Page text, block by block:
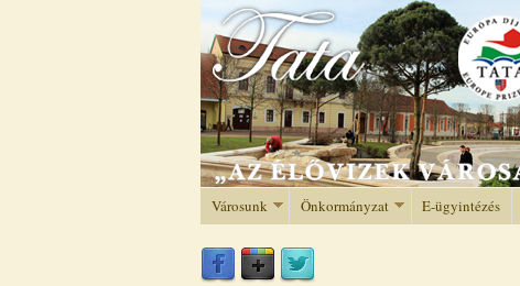
Városunk Önkormányzat E-ügyintézés